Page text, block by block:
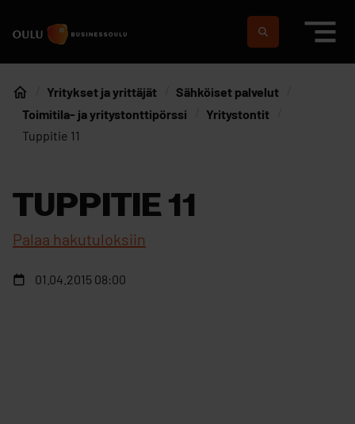
Etusivulle
Suomeksi
In english
Etusivu
Yritykset ja yrittäjät
Sähköiset palvelut
Toimitila- ja yritystonttipörssi
Yritystontit
Tuppitie 11
TUPPITIE 11
Palaa hakutuloksiin
01.04.2015 08:00